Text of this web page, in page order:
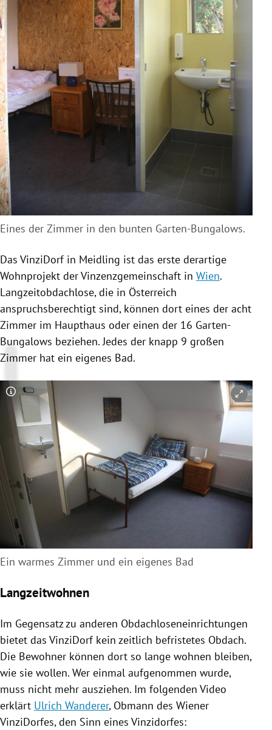
Eines der Zimmer in den bunten Garten-Bungalows.
Das VinziDorfin Meidling ist das erste derartige
Wohnprojekt der Vinzenzgemeinschaft in Wien.
Langzeitobdachlose, die in Österreich
anspruchsberechtigt sind, können dort eines der acht
Zimmer im Haupthaus oder einen der 16 Garten-
Bungalows beziehen. Jedes der knapp 9 großen
Zimmer hat ein eigenes Bad.
Copyright-Hinweis öffnen/schließen
Ein warmes Zimmer und ein eigenes Bad
Langzeitwohnen
Im Gegensatz zu anderen Obdachloseneinrichtungen
bietet das VinziDorfkein zeitlich befristetes Obdach.
Die Bewohner können dort so lange wohnen bleiben,
wie sie wollen. Wer einmal aufgenommen wurde,
muss nicht mehr ausziehen. Im folgenden Video
erklärt Ulrich Wanderer, Obmann des Wiener
VinziDorfes, den Sinn eines Vinzidorfes: